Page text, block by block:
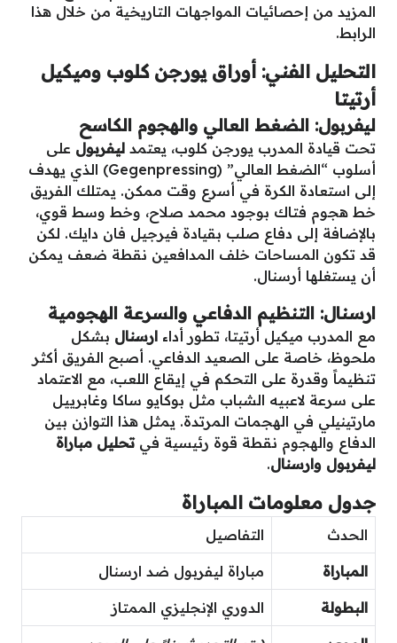
المزيد من إحصائيات المواجهات التاريخية من خلال هذا
الرابط.
التحليل الفني: أوراق يورجن كلوب وميكيل
أرتيتا
ليفربول: الضغط العالي والهجوم الكاسح
تحت قيادة المدرب يورجن كلوب، يعتمد ليفربول على
أسلوب “الضغط العالي” (Gegenpressing) الذي يهدف
إلى استعادة الكرة في أسرع وقت ممكن. يمتلك الفريق
خط هجوم فتاك بوجود محمد صلاح، وخط وسط قوي،
بالإضافة إلى دفاع صلب بقيادة فيرجيل فان دايك. لكن
قد تكون المساحات خلف المدافعين نقطة ضعف يمكن
أن يستغلها أرسنال.
ارسنال: التنظيم الدفاعي والسرعة الهجومية
مع المدرب ميكيل أرتيتا، تطور أداء ارسنال بشكل
ملحوظ، خاصة على الصعيد الدفاعي. أصبح الفريق أكثر
تنظيماً وقدرة على التحكم في إيقاع اللعب، مع الاعتماد
على سرعة لاعبيه الشباب مثل بوكايو ساكا وغابرييل
مارتينيلي في الهجمات المرتدة. يمثل هذا التوازن بين
الدفاع والهجوم نقطة قوة رئيسية فيتحليل مباراة
ليفربول وارسنال.
جدول معلومات المباراة
الحدث التفاصيل
المباراة مباراة ليفربول ضد ارسنال
البطولة الدوري الإنجليزي الممتاز